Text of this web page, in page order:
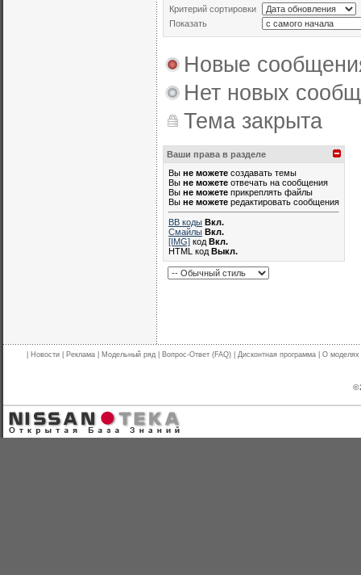
Критерий сортировки
Показать
Новые
Нет новых
Тема закрыта
Ваши права в разделе
Вы не можете создавать темы
Вы не можете отвечать на сообщения
Вы не можете прикреплять файлы
Вы не можете редактировать сообщения
BB коды Вкл.
Смайлы Вкл.
[IMG] код Вкл.
HTML код Выкл.
Новости Реклама Модельный ряд Вопрос-Ответ (FAQ) Дисконтная программа О моделях
©